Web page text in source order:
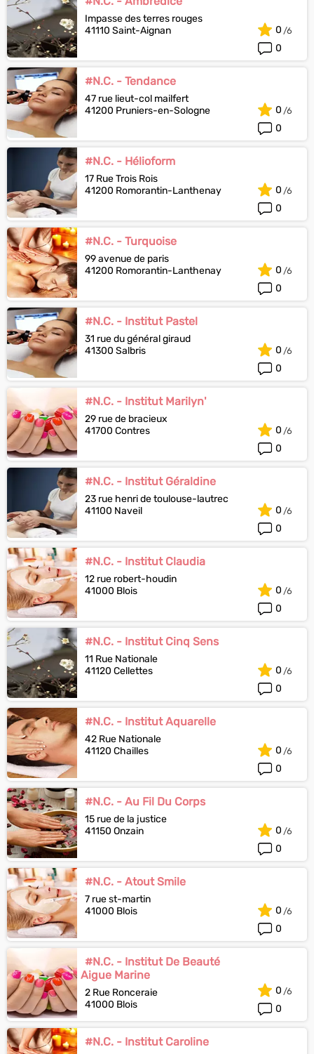
Impasse des terres rouges
41110 Saint-Aignan
0
0
#N.C. - Tendance
47 rue lieut-col mailfert
41200 Pruniers-en-Sologne
0
0
#N.C. - Hélioform
17 Rue Trois Rois
41200 Romorantin-Lanthenay
0
0
#N.C. - Turquoise
99 avenue de paris
41200 Romorantin-Lanthenay
0
0
#N.C. - Institut Pastel
31 rue du général giraud
41300 Salbris
0
0
#N.C. - Institut Marilyn'
29 rue de bracieux
41700 Contres
0
0
#N.C. - Institut Géraldine
23 rue henri de toulouse-lautrec
41100 Naveil
0
0
#N.C. - Institut Claudia
12 rue robert-houdin
41000 Blois
0
0
#N.C. - Institut Cinq Sens
11 Rue Nationale
41120 Cellettes
0
0
#N.C. - Institut Aquarelle
42 Rue Nationale
41120 Chailles
0
0
#N.C. - Au Fil Du Corps
15 rue de la justice
41150 Onzain
0
0
#N.C. - Atout Smile
7 rue st-martin
41000 Blois
0
0
#N.C. - Institut De Beauté
Aigue Marine
2 Rue Ronceraie
41000 Blois
0
0
#N.C. - Institut Caroline